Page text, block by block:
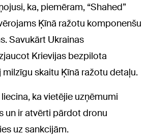
ka, piemēram, “Shahed”
Ķīnā ražotu komponenšu
Savukārt Ukrainas
Krievijas bezpilota
skaitu Ķīnā ražotu detaļu.
ka vietējie uzņēmumi
un ir atvērti pārdot dronu
uz sankcijām.